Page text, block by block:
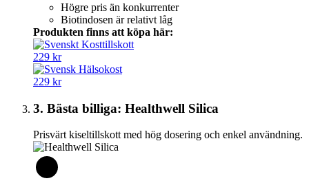
Högre pris än konkurrenter
Biotindosen är relativt låg
Produkten finns att köpa här:
229 kr
229 kr
3. Bästa billiga: Healthwell Silica
Prisvärt kiseltillskott med hög dosering och enkel användning.